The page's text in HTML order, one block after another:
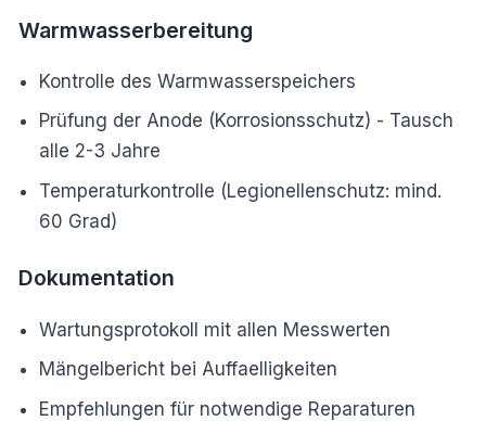
Warmwasserbereitung
Kontrolle des Warmwasserspeichers
Prüfung der Anode (Korrosionsschutz) - Tausch
alle 2-3 Jahre
Temperaturkontrolle (Legionellenschutz: mind.
60 Grad)
Dokumentation
Wartungsprotokoll mit allen Messwerten
Mängelbericht bei Auffaelligkeiten
Empfehlungen für notwendige Reparaturen